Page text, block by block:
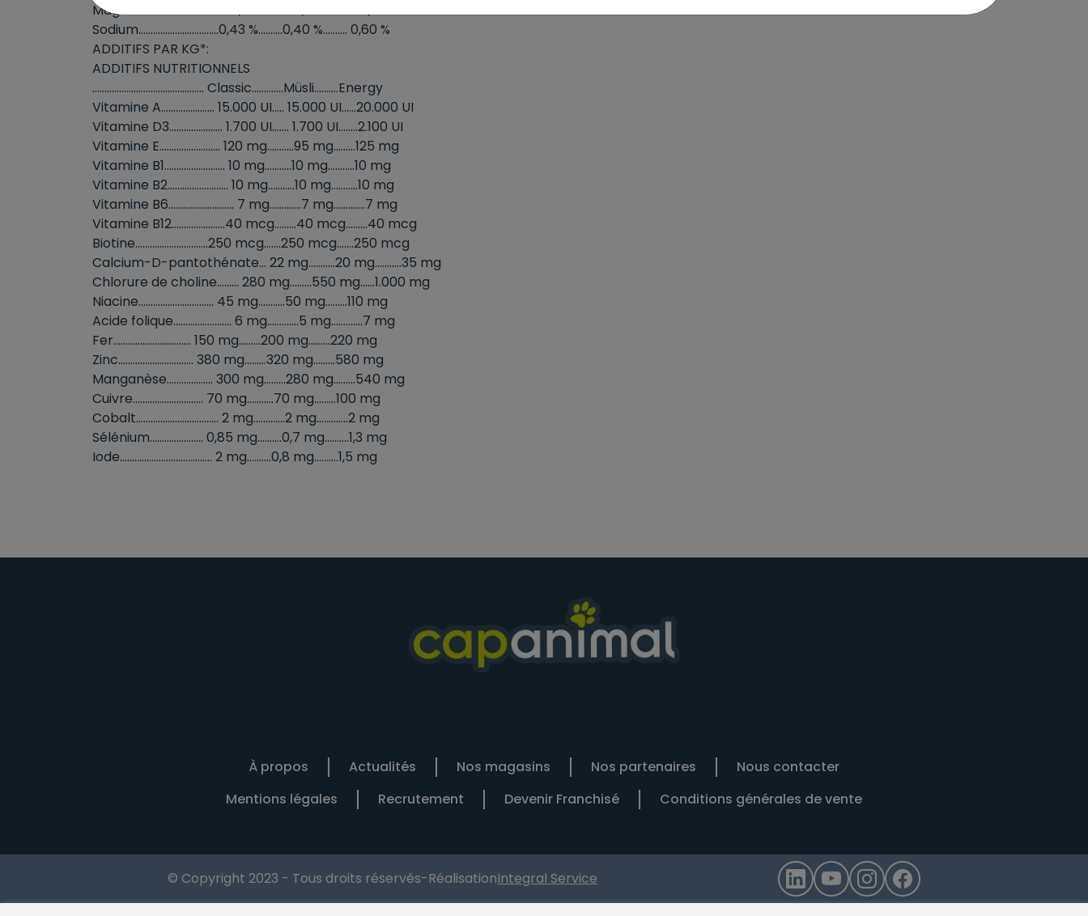
Magnésium...........................0,35 %..........0,30 %.......... 0,35 %
Sodium.................................0,43 %..........0,40 %.......... 0,60 %
ADDITIFS PAR KG*:
ADDITIFS NUTRITIONNELS
.............................................. Classic.............Müsli..........Energy
Vitamine A...................... 15.000 UI..... 15.000 UI......20.000 UI
Vitamine D3...................... 1.700 UI....... 1.700 UI........2.100 UI
Vitamine E......................... 120 mg...........95 mg.........125 mg
Vitamine B1......................... 10 mg...........10 mg...........10 mg
Vitamine B2......................... 10 mg...........10 mg...........10 mg
Vitamine B6........................... 7 mg.............7 mg.............7 mg
Vitamine B12......................40 mcg.........40 mcg.........40 mcg
Biotine..............................250 mcg.......250 mcg.......250 mcg
Calcium-D-pantothénate... 22 mg...........20 mg...........35 mg
Chlorure de choline......... 280 mg.........550 mg......1.000 mg
Niacine............................... 45 mg...........50 mg.........110 mg
Acide folique........................ 6 mg.............5 mg.............7 mg
Fer................................ 150 mg.........200 mg.........220 mg
Zinc............................... 380 mg.........320 mg.........580 mg
Manganèse................... 300 mg.........280 mg.........540 mg
Cuivre............................. 70 mg...........70 mg.........100 mg
Cobalt.................................. 2 mg.............2 mg.............2 mg
Sélénium...................... 0,85 mg..........0,7 mg..........1,3 mg
Iode...................................... 2 mg..........0,8 mg..........1,5 mg
À propos Actualités Nos magasins Nos partenaires
Nous contacter
Mentions légales
Recrutement Devenir Franchisé Conditions générales de vente
© Copyright 2023 - Tous droits réservés-RéalisationIntegral Service